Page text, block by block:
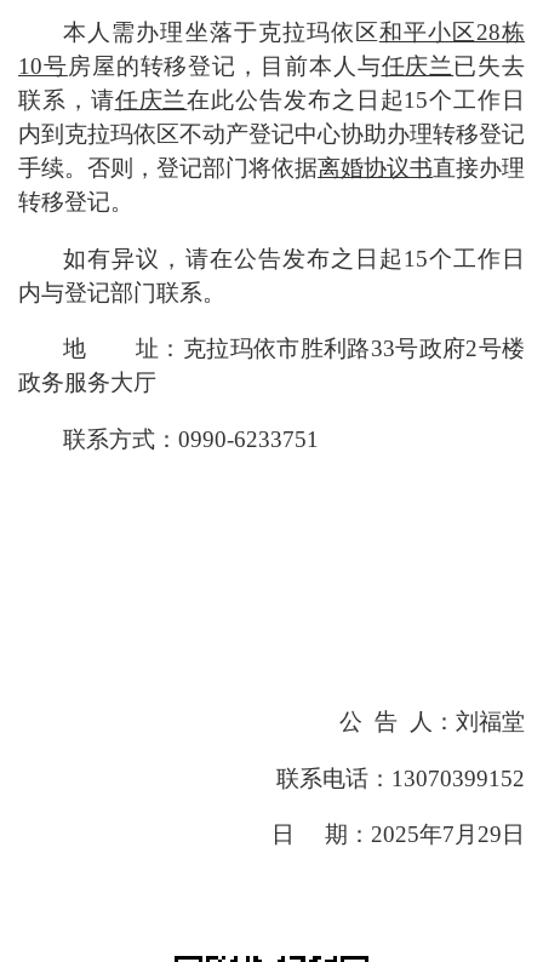
本人 需办理坐落于克拉玛依区和平小区 28栋
10号房屋的转移登记， 目前本人与任庆兰已失去
联系，请任庆兰在此公告发布之日起15个工作日
内到克拉玛依区不动产登记中心协助办理转移登记
手续。否则，登记部门将依据离婚协议书直接办理
转移登记。
如有异议，请在公告发布之日起15个工作日
内与登记部门联系。
地 址： 克拉玛依市胜利路33号政府2号楼
政务服务大厅
联系方式：0990-6233751
公 告 人 ： 刘福堂
联系电话： 13070399152
日 期： 2025年7月29日